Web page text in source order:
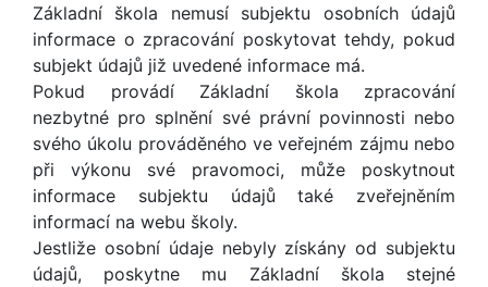
Základní škola nemusí subjektu osobních údajů
informace o zpracování poskytovat tehdy, pokud
subjekt údajů již uvedené informace má.
Pokud provádí Základní škola zpracování
nezbytné pro splnění své právní povinnosti nebo
svého úkolu prováděného ve veřejném zájmu nebo
při výkonu své pravomoci, může poskytnout
informace subjektu údajů také zveřejněním
informací na webu školy.
Jestliže osobní údaje nebyly získány od subjektu
údajů, poskytne mu Základní škola stejné